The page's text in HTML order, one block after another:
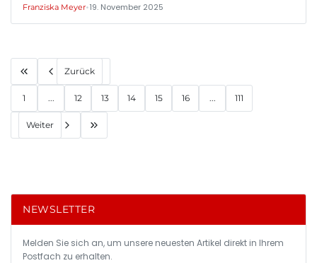
Franziska Meyer•19. November 2025
Zurück
1 ... 12 13 14 15 16 ... 111
Weiter
NEWSLETTER
Melden Sie sich an, um unsere neuesten Artikel direkt in Ihrem
Postfach zu erhalten.